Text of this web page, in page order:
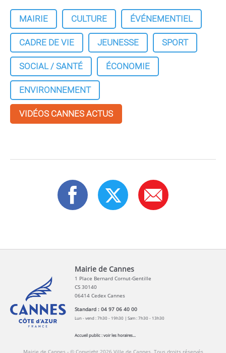
MAIRIE CULTURE
ÉVÉNEMENTIEL
CADRE DE VIE
JEUNESSE
SPORT
SOCIAL / SANTÉ
ÉCONOMIE
ENVIRONNEMENT
VIDÉOS CANNES ACTUS
Mairie de Cannes
1 Place Bernard Cornut-Gentille
CS 30140
06414 Cedex Cannes
Standard : 04 97 06 40 00
Lun - vend : 7h30 - 19h30 | Sam : 7h30 - 13h30
Accueil public :voir les horaires...
Mairie de Cannes - © Copyright 2026 Ville de Cannes. Tous droits réservés